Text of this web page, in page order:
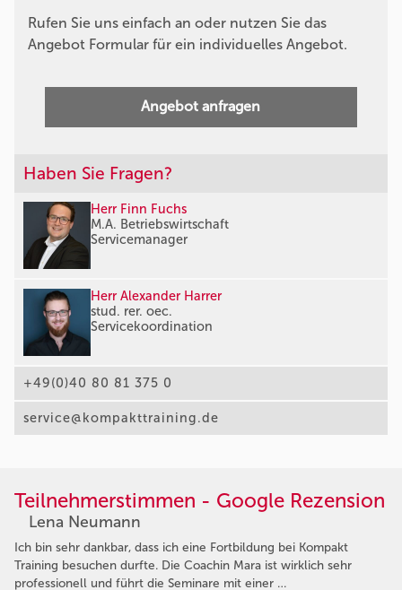
Rufen Sie uns einfach an oder nutzen Sie das
Angebot Formular für ein individuelles Angebot.
Angebot anfragen
Haben Sie Fragen?
Herr Finn Fuchs
M.A. Betriebswirtschaft
Servicemanager
Herr Alexander Harrer
stud. rer. oec.
Servicekoordination
+49(0)40 80 81 375 0
service@kompakttraining.de
Teilnehmerstimmen - Google Rezension
Lena Neumann
Ich bin sehr dankbar, dass ich eine Fortbildung bei Kompakt
Training besuchen durfte. Die Coachin Mara ist wirklich sehr
professionell und führt die Seminare mit einer …